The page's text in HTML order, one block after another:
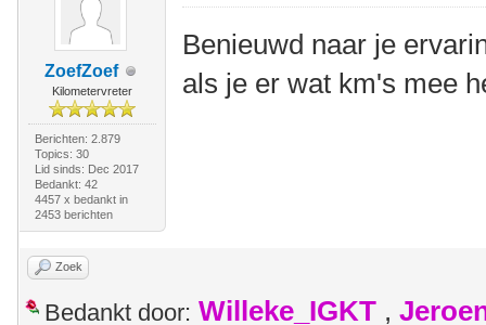
ZoefZoef
Kilometervreter
Berichten: 2.879
Topics: 30
Lid sinds: Dec 2017
Bedankt: 42
4457 x bedankt in
2453 berichten
Benieuwd naar je
als je er wat km's mee
Zoek
Bedankt door: Willeke_IGKT ,